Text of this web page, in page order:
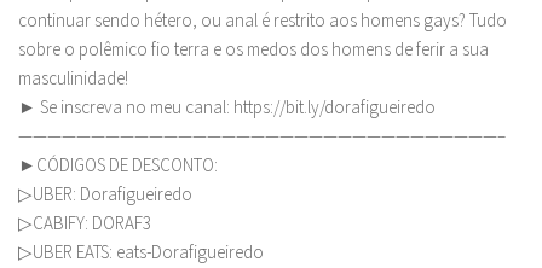
continuar sendo hétero, ou anal é restrito aos homens gays? Tudo
sobre o polêmico fio terra e os medos dos homens de ferir a sua
masculinidade!
► Se inscreva no meu canal: https://bit.ly/dorafigueiredo
—————————————————————————————————–
►CÓDIGOS DE DESCONTO:
▷UBER: Dorafigueiredo
▷CABIFY: DORAF3
▷UBER EATS: eats-Dorafigueiredo